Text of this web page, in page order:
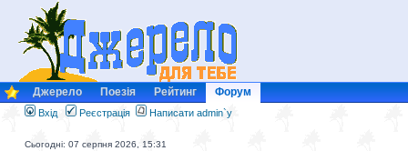
Джерело Поезія Рейтинг Форум
Вхід Реєстрація Написати admin`у
Сьогодні: 07 серпня 2026, 15:31